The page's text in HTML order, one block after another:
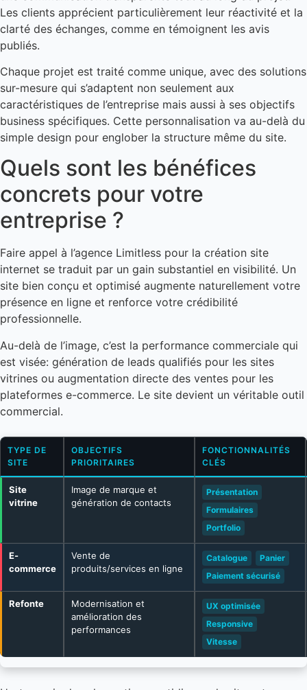
Les clients apprécient particulièrement leur réactivité et la
clarté des échanges, comme en témoignent les avis
publiés.
Chaque projet est traité comme unique, avec des solutions
sur-mesure qui s’adaptent non seulement aux
caractéristiques de l’entreprise mais aussi à ses objectifs
business spécifiques. Cette personnalisation va au-delà du
simple design pour englober la structure même du site.
Quels sont les bénéfices
concrets pour votre
entreprise ?
Faire appel à l’agence Limitless pour la création site
internet se traduit par un gain substantiel en visibilité. Un
site bien conçu et optimisé augmente naturellement votre
présence en ligne et renforce votre crédibilité
professionnelle.
Au-delà de l’image, c’est la performance commerciale qui
est visée: génération de leads qualifiés pour les sites
vitrines ou augmentation directe des ventes pour les
plateformes e-commerce. Le site devient un véritable outil
commercial.
TYPE DE
SITE
OBJECTIFS
PRIORITAIRES
FONCTIONNALITÉS
CLÉS
Site
vitrine
Image de marque et
génération de contacts
Présentation
Formulaires
Portfolio
E-
commerce
Vente de
produits/services en ligne
Catalogue
Panier
Paiement sécurisé
Refonte
Modernisation et
amélioration des
performances
UX optimisée
Responsive
Vitesse